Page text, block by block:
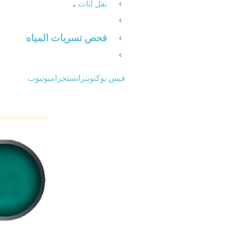
نقل أثاث .
فحص تسربات المياه
فيس بوكتويتر انستجراميوتيوب